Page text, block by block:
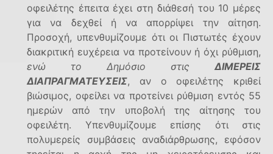
οφειλέτης έπειτα έχει στη διάθεσή του 10 μέρες
για να δεχθεί ή να απορρίψει την αίτηση.
Προσοχή, υπενθυμίζουμε ότι οι Πιστωτές έχουν
διακριτική ευχέρεια να προτείνουν ή όχι ρύθμιση,
ενώ το Δημόσιο στις ΔΙΜΕΡΕΙΣ
ΔΙΑΠΡΑΓΜΑΤΕΥΣΕΙΣ, αν ο οφειλέτης κριθεί
βιώσιμος, οφείλει να προτείνει ρύθμιση εντός 55
ημερών από την υποβολή της αίτησης του
οφειλέτη. Υπενθυμίζουμε επίσης ότι στις
πολυμερείς συμβάσεις αναδιάρθρωσης, εφόσον